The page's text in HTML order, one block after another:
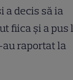
a decis să ia
fiica și a pus
raportat la